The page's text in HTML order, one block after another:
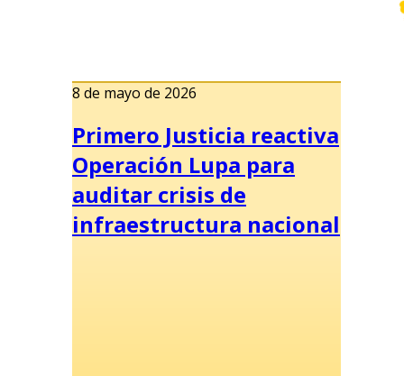
8 de mayo de 2026
Primero Justicia reactiva
Operación Lupa para
auditar crisis de
infraestructura nacional